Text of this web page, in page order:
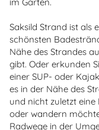
Saksild Strand ist als
schönsten
Nähe des Strandes
gibt. Oder erkunden
einer SUP- oder
es in der Nähe des
und nicht zuletzt eine
oder wandern
Radwege in der